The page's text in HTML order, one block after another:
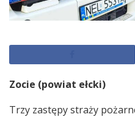
Zocie (powiat ełcki)
Trzy zastępy straży